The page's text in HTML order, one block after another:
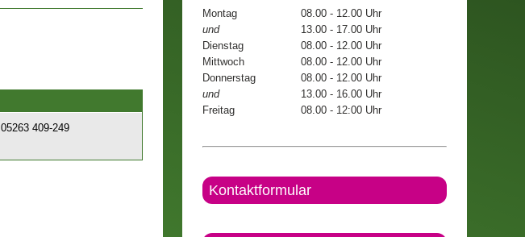
05263 409-249
Montag
08.00 - 12.00 Uhr
und
13.00 - 17.00 Uhr
Dienstag
08.00 - 12.00 Uhr
Mittwoch
08.00 - 12.00 Uhr
Donnerstag
08.00 - 12.00 Uhr
und
13.00 - 16.00 Uhr
Freitag
08.00 - 12:00 Uhr
Kontaktformular